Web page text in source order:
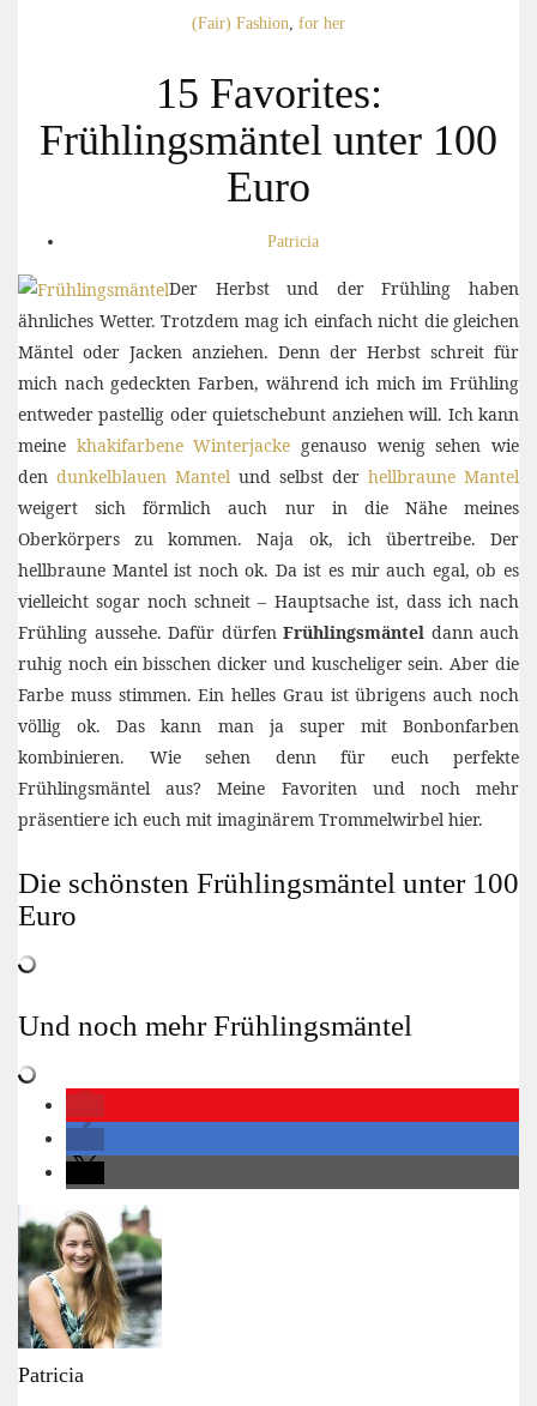
(Fair) Fashion, for her
15 Favorites:
Frühlingsmäntel unter 100
Euro
Patricia
Der Herbst und der Frühling haben
ähnliches Wetter. Trotzdem mag ich einfach nicht die gleichen
Mäntel oder Jacken anziehen. Denn der Herbst schreit für
mich nach gedeckten Farben, während ich mich im Frühling
entweder pastellig oder quietschebunt anziehen will. Ich kann
meine khakifarbene Winterjacke genauso wenig sehen wie
den dunkelblauen Mantel und selbst der hellbraune Mantel
weigert sich förmlich auch nur in die Nähe meines
Oberkörpers zu kommen. Naja ok, ich übertreibe. Der
hellbraune Mantel ist noch ok. Da ist es mir auch egal, ob es
vielleicht sogar noch schneit – Hauptsache ist, dass ich nach
Frühling aussehe. Dafür dürfen Frühlingsmäntel dann auch
ruhig noch ein bisschen dicker und kuscheliger sein. Aber die
Farbe muss stimmen. Ein helles Grau ist übrigens auch noch
völlig ok. Das kann man ja super mit Bonbonfarben
kombinieren. Wie sehen denn für euch perfekte
Frühlingsmäntel aus? Meine Favoriten und noch mehr
präsentiere ich euch mit imaginärem Trommelwirbel hier.
Die schönsten Frühlingsmäntel unter 100
Euro
Und noch mehr Frühlingsmäntel
Patricia